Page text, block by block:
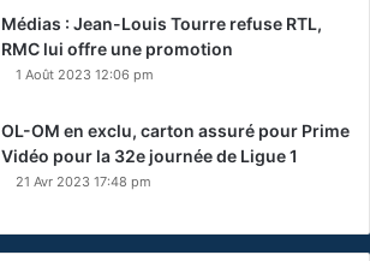
Médias : Jean-Louis Tourre refuse RTL,
RMC lui offre une promotion
1 Août 2023 12:06 pm
OL-OM en exclu, carton assuré pour Prime
Vidéo pour la 32e journée de Ligue 1
21 Avr 2023 17:48 pm